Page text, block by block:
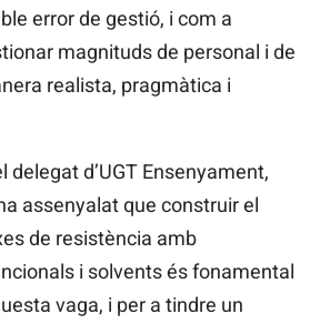
error de gestió, i com a
magnituds de personal i de
realista, pragmàtica i
delegat d’UGT Ensenyament,
assenyalat que construir el
de resistència amb
i solvents és fonamental
vaga, i per a tindre un